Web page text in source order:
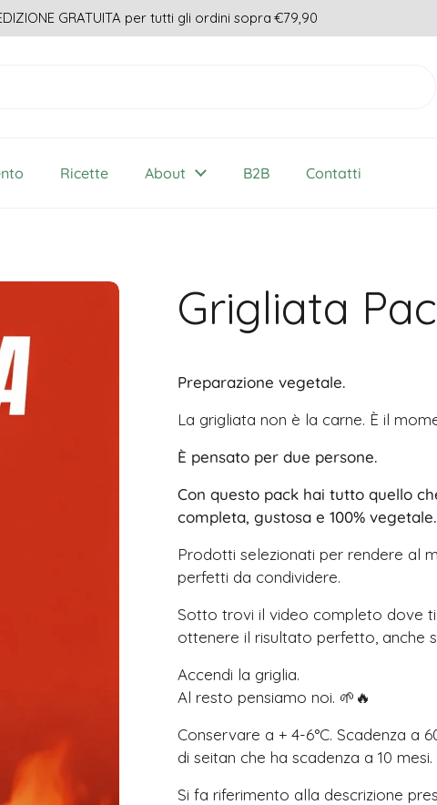
GRATUITA per tutti gli ordini sopra €79,90
Ricette About B2B Contatti
Grigliata
Preparazione vegetale.
La grigliata non è la carne. È il
È pensato per due persone.
Con questo pack hai tutto quello
completa, gustosa e 100% vegetale.
Prodotti selezionati per rendere al
perfetti da condividere.
Sotto trovi il video completo dove
ottenere il risultato perfetto, anche
Accendi la griglia.
Al resto pensiamo noi. 🌱🔥
Conservare a + 4-6°C. Scadenza a
di seitan che ha scadenza a 10 mesi.
Si fa riferimento alla descrizione